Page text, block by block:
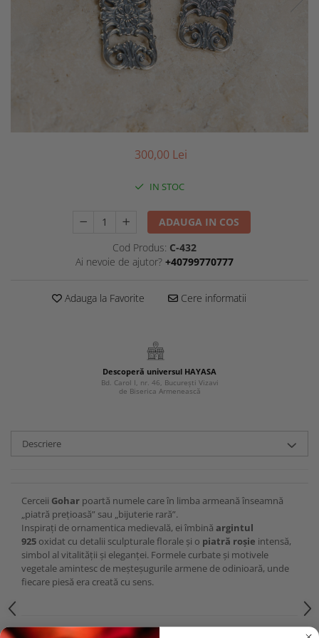
300,00 Lei
IN STOC
ADAUGA IN COS
Cod Produs: C-432
Ai nevoie de ajutor? +40799770777
Adauga la Favorite Cere informatii
Descoperă universul HAYASA
Bd. Carol I, nr. 46, București Vizavi
de Biserica Armenească
Descriere
Cerceii Gohar poartă numele care în limba armeană înseamnă
„piatră prețioasă” sau „bijuterie rară”.
Inspirați de ornamentica medievală, ei îmbină argintul
925 oxidat cu detalii sculpturale florale și o piatră roșie intensă,
simbol al vitalității și eleganței. Formele curbate și motivele
vegetale amintesc de meșteșugurile armene de odinioară, unde
fiecare piesă era creată cu sens.